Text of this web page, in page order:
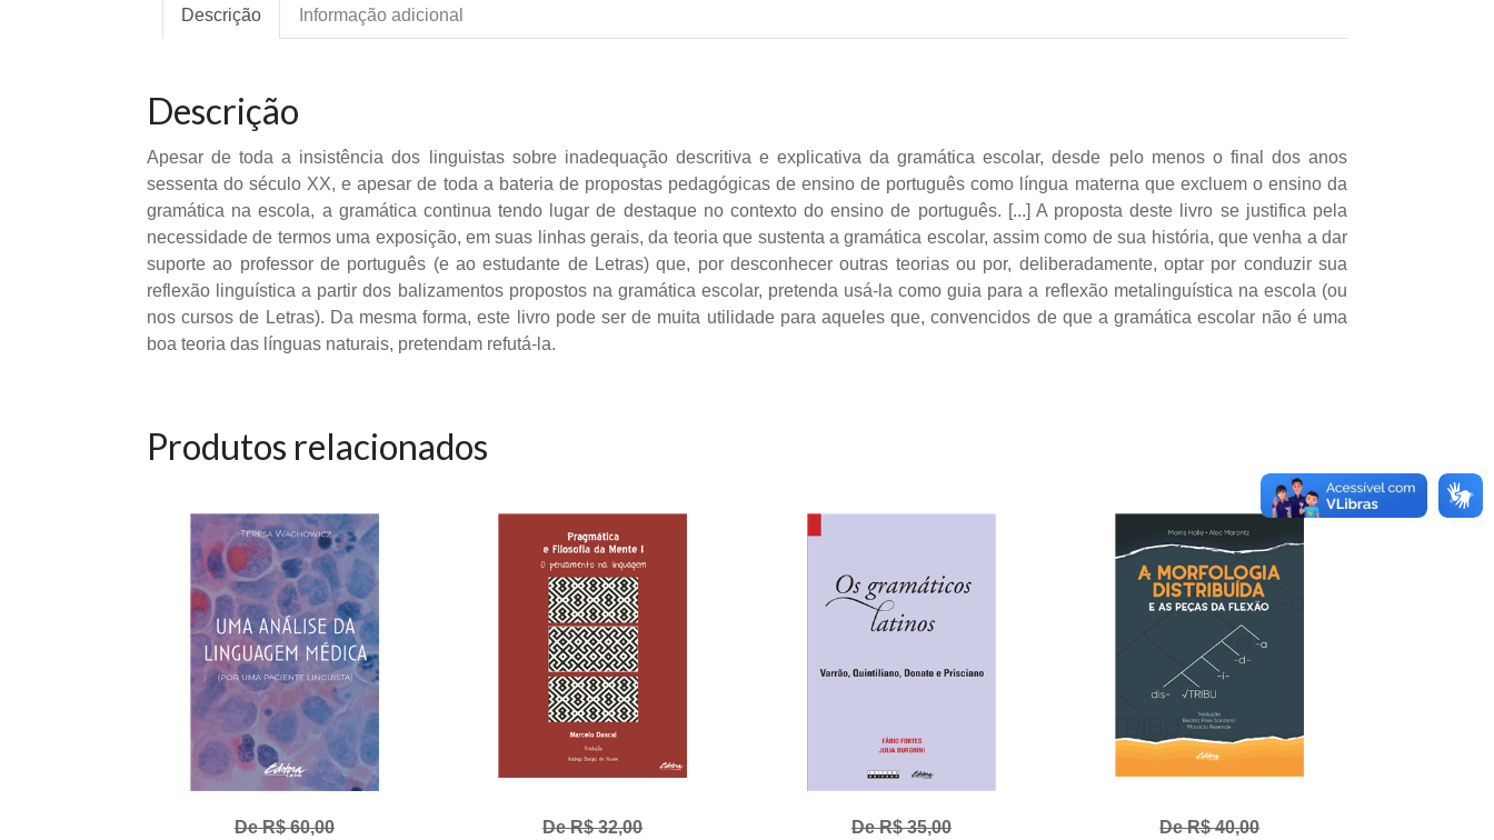
Descrição Informação adicional
Descrição
Apesar de toda a insistência dos linguistas sobre inadequação descritiva e explicativa da gramática escolar, desde pelo menos o final dos anos
sessenta do século XX, e apesar de toda a bateria de propostas pedagógicas de ensino de português como língua materna que excluem o ensino da
gramática na escola, a gramática continua tendo lugar de destaque no contexto do ensino de português. [...] A proposta deste livro se justifica pela
necessidade de termos uma exposição, em suas linhas gerais, da teoria que sustenta a gramática escolar, assim como de sua história, que venha a dar
suporte ao professor de português (e ao estudante de Letras) que, por desconhecer outras teorias ou por, deliberadamente, optar por conduzir sua
reflexão linguística a partir dos balizamentos propostos na gramática escolar, pretenda usá-la como guia para a reflexão metalinguística na escola (ou
nos cursos de Letras). Da mesma forma, este livro pode ser de muita utilidade para aqueles que, convencidos de que a gramática escolar não é uma
boa teoria das línguas naturais, pretendam refutá-la.
Produtos relacionados
De R$ 60,00 De R$ 32,00 De R$ 35,00 De R$ 40,00